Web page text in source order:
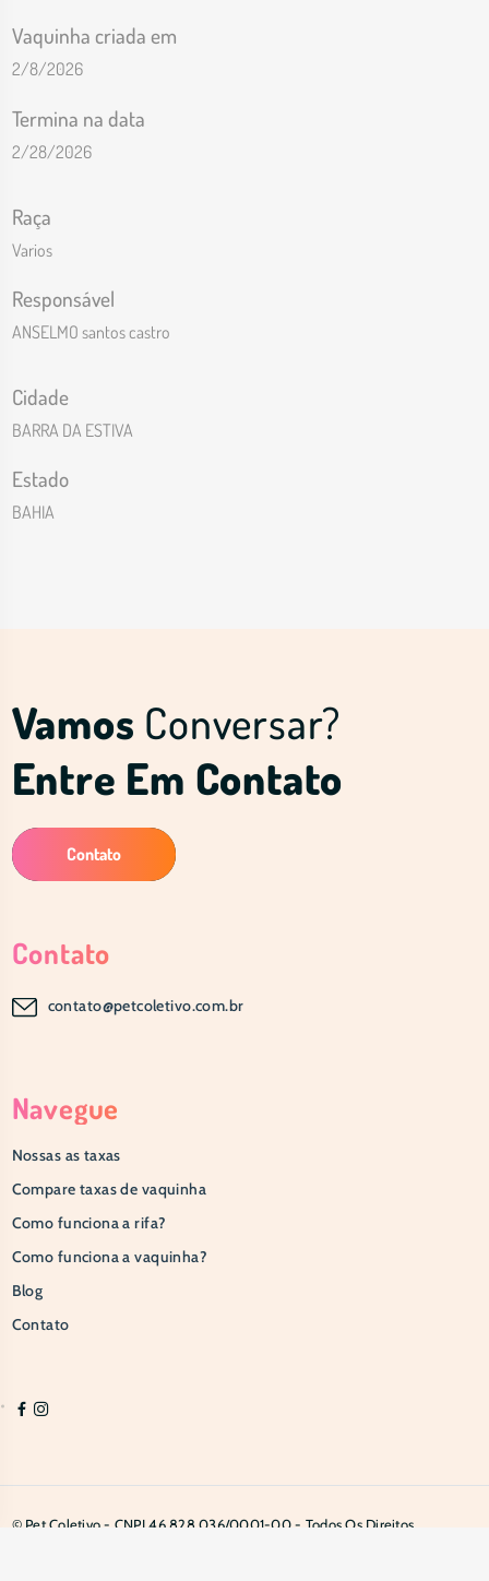
Vaquinha criada em
2/8/2026
Termina na data
2/28/2026
Raça
Varios
Responsável
ANSELMO santos castro
Cidade
BARRA DA ESTIVA
Estado
BAHIA
Contato
contato@petcoletivo.com.br
Vamos Conversar?
Entre Em Contato
Contato
Navegue
Nossas as taxas
Compare taxas de vaquinha
Como funciona a rifa?
Como funciona a vaquinha?
Blog
Contato
© Pet Coletivo - CNPJ 46.828.036/0001-00 - Todos Os Direitos